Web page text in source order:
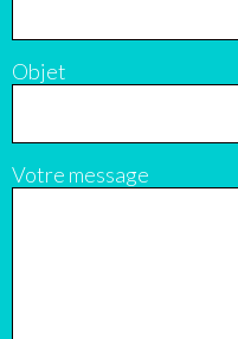
Objet
Votre message